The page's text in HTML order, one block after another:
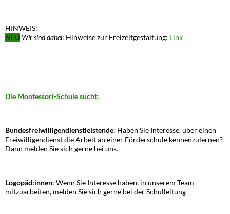
HINWEIS:
NEU Wir sind dabei: Hinweise zur Freizeitgestaltung: Link
Die Montessori-Schule sucht:
Bundesfreiwilligendienstleistende: Haben Sie Interesse, über einen
Freiwilligendienst die Arbeit an einer Förderschule kennenzulernen?
Dann melden Sie sich gerne bei uns.
Logopäd:innen: Wenn Sie Interesse haben, in unserem Team
mitzuarbeiten, melden Sie sich gerne bei der Schulleitung